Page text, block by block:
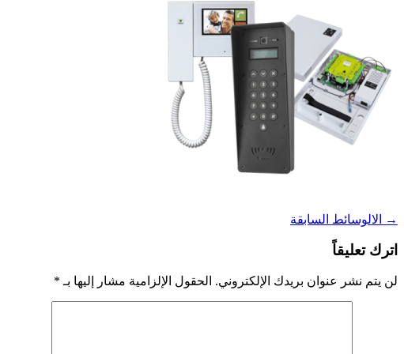
→ الالوسائط السابقة
اترك تعليقاً
لن يتم نشر عنوان بريدك الإلكتروني. الحقول الإلزامية مشار إليها بـ *